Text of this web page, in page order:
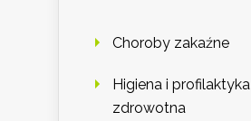
Choroby zakaźne
Higiena i profilaktyka
zdrowotna